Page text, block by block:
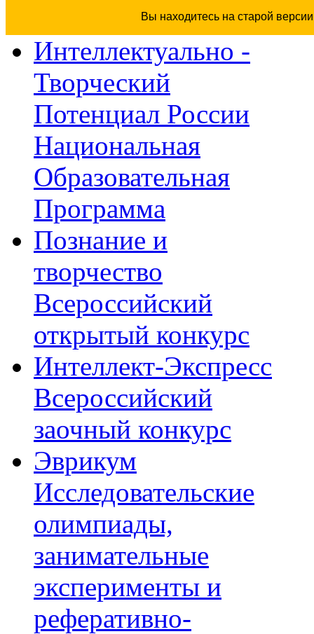
Вы находитесь на старой
Интеллектуально -
Творческий
Потенциал России
Национальная
Образовательная
Программа
Познание и
творчество
Всероссийский
открытый конкурс
Интеллект-Экспресс
Всероссийский
заочный конкурс
Эврикум
Исследовательские
олимпиады,
занимательные
эксперименты и
реферативно-